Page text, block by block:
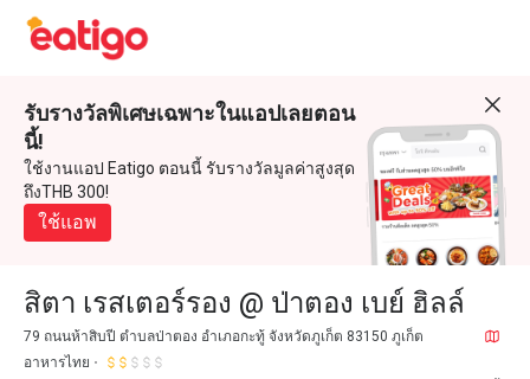
รับรางวัลพิเศษเฉพาะในแอปเลยตอน
นี้!
ใช้งานแอป Eatigo ตอนนี้ รับรางวัลมูลค่าสูงสุด
ถึงTHB 300!
ใช้แอพ
สิตา เรสเตอร์รอง @ ป่าตอง เบย์ ฮิลล์
79 ถนนห้าสิบปี ตำบลป่าตอง อำเภอกะทู้ จังหวัดภูเก็ต 83150 ภูเก็ต
อาหารไทย